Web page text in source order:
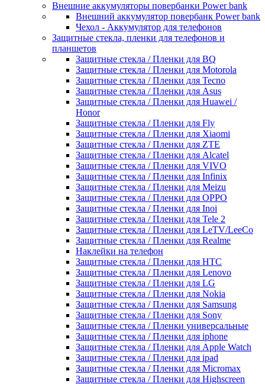
Внешние аккумуляторы повербанки Power bank
Внешний аккумулятор повербанк Power bank
Чехол - Аккумулятор для телефонов
Защитные стекла, пленки для телефонов и
планшетов
Защитные стекла / Пленки для BQ
Защитные стекла / Пленки для Motorola
Защитные стекла / Пленки для Tecno
Защитные стекла / Пленки для Asus
Защитные стекла / Пленки для Huawei /
Honor
Защитные стекла / Пленки для Fly
Защитные стекла / Пленки для Xiaomi
Защитные стекла / Пленки для ZTE
Защитные стекла / Пленки для Alcatel
Защитные стекла / Пленки для VIVO
Защитные стекла / Пленки для Infinix
Защитные стекла / Пленки для Meizu
Защитные стекла / Пленки для OPPO
Защитные стекла / Пленки для Inoi
Защитные стекла / Пленки для Tele 2
Защитные стекла / Пленки для LeTV/LeeCo
Защитные стекла / Пленки для Realme
Наклейки на телефон
Защитные стекла / Пленки для HTC
Защитные стекла / Пленки для Lenovo
Защитные стекла / Пленки для LG
Защитные стекла / Пленки для Nokia
Защитные стекла / Пленки для Samsung
Защитные стекла / Пленки для Sony
Защитные стекла / Пленки универсальные
Защитные стекла / Пленки для iphone
Защитные стекла / Пленки для Apple Watch
Защитные стекла / Пленки для ipad
Защитные стекла / Пленки для Micromax
Защитные стекла / Пленки для Highscreen